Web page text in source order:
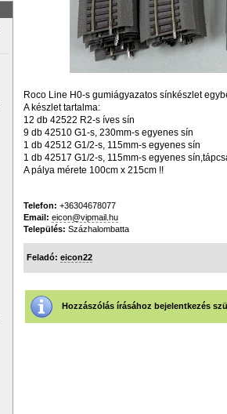
Roco Line H0-s gumiágyazatos sínkészlet
A készlet tartalma:
12 db 42522 R2-s íves sín
9 db 42510 G1-s, 230mm-s egyenes sín
1 db 42512 G1/2-s, 115mm-s egyenes sín
1 db 42517 G1/2-s, 115mm-s egyenes
A pálya mérete 100cm x 215cm !!
Telefon: +36304678077
Email: eicon@vipmail.hu
Település: Százhalombatta
Feladó: eicon22
Hozzászólás írásához bejelentkezés